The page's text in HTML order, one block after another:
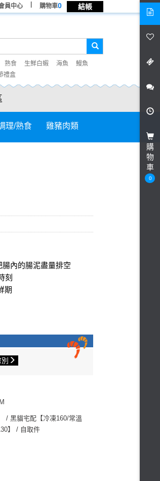
員中心 購物車0 結帳
熟食 生鮮白蝦 海魚
鰻魚
禮盒
理/熟食 雞豬肉類
腸內的腸泥盡量排空
刻
期
/ 黑貓宅配【冷凍160/常溫
】 / 自取件
購
物
車
0